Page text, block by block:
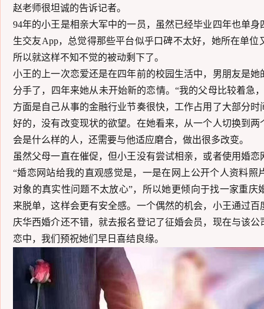
赵老师很坦诚的告诉记者。
94年的小王 是相亲大军中的一员，虽然已经毕业 四年也单身
生交友App，总觉得那些平台似乎口碑不太好，她所在单
所以就这样不知不觉的被动剩下了。
小王的上一次恋爱还是在四年前的校园生活中，男朋友是她
分手了 ， 四年来她从未开始新的恋情。 “我的父母 比较着急
方面是自己从事的金融行业节奏很快，工作占用了大部分
好的，没有改变现状的欲望。在她看来，从一个人切换到
会是什么样的人，还需要与他适应磨合，做出很多改变。
虽然父母一直在催促，但小王没有尝试相亲，或者使用婚
“婚恋 网站给我的直观感觉是， 一是在网上公开个人资料照
对象的真实性问题不太放心”，所以她更倾向于找一家重庆
来脱单，这样会更有安全感。 一个偶然的机会，小王通过
庆华西婚介还不错，就去报名登记了征婚会员，现在与该
恋中，我们预祝她们早日喜结良缘。